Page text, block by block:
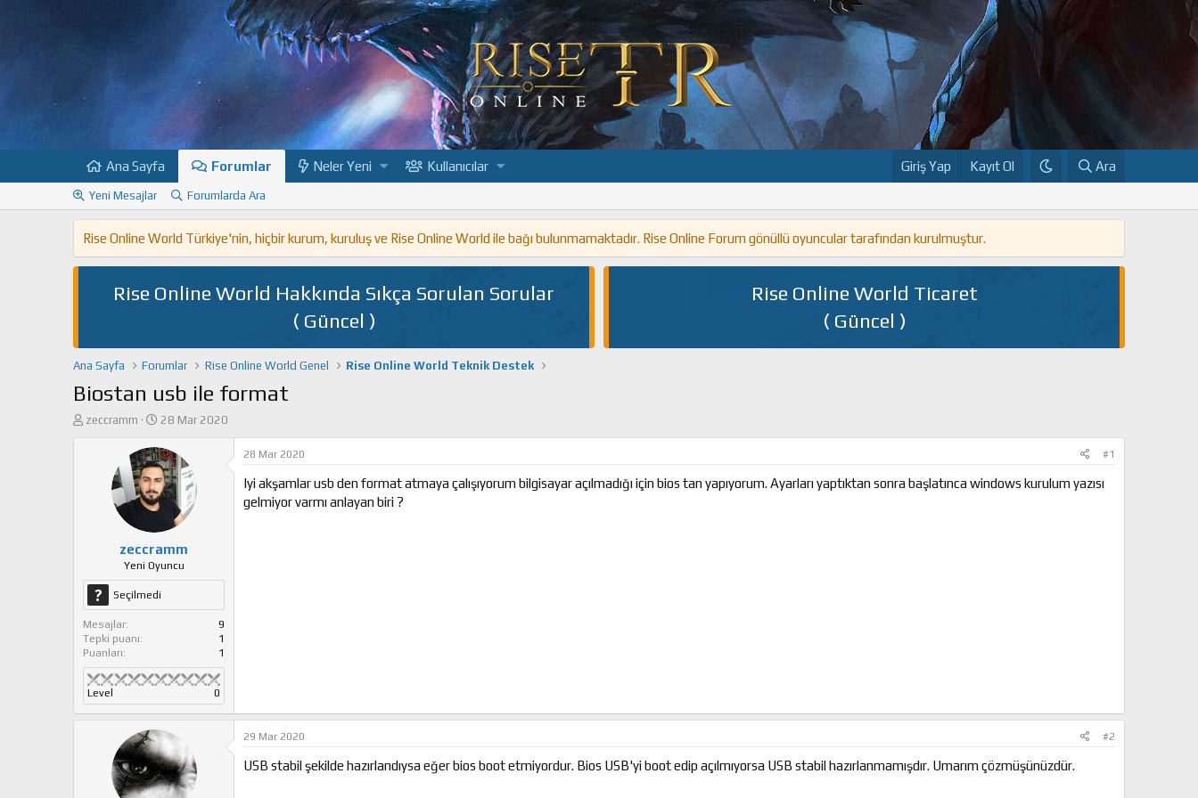
Ana Sayfa Forumlar Neler Yeni Kullanıcılar Giriş Yap Kayıt Ol Ara
Yeni Mesajlar Forumlarda Ara
Rise Online World Türkiye'nin, hiçbir kurum, kuruluş ve Rise Online World ile bağı bulunmamaktadır. Rise Online Forum gönüllü oyuncular tarafından kurulmuştur.
Rise Online World Hakkında Sıkça Sorulan Sorular
( Güncel )
Rise Online World Ticaret
( Güncel )
Ana Sayfa Forumlar Rise Online World Genel Rise Online World Teknik Destek
Biostan usb ile format
K
a
a
n
zeccramm
B
ş
l
a
n
ı
ç
t
a
r
i
28 Mar 2020
zeccramm
Yeni Oyuncu
Seçilmedi
Mesajlar
9
Tepki puanı
1
Puanları
1
Level 0
28 Mar 2020 #1
Iyi akşamlar usb den format atmaya çalışıyorum bilgisayar açılmadığı için bios tan yapıyorum. Ayarları yaptıktan sonra başlatınca windows kurulum yazısı
gelmiyor varmı anlayan biri ?
29 Mar 2020 #2
USB stabil şekilde hazırlandıysa eğer bios boot etmiyordur. Bios USB'yi boot edip açılmıyorsa USB stabil hazırlanmamışdır. Umarım çözmüşünüzdür.